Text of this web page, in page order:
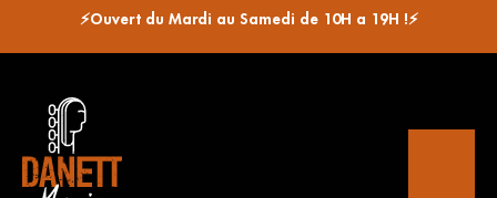
⚡Ouvert du Mardi au Samedi de 10H a 19H !⚡